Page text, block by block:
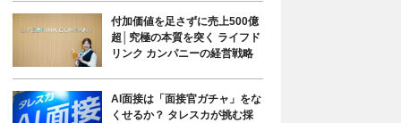
付加価値を足さずに売上500億
超│究極の本質を突く ライフド
リンク カンパニーの経営戦略
AI面接は「面接官ガチャ」をな
くせるか？ タレスカが挑む採